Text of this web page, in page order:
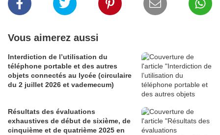
Vous aimerez aussi
Interdiction de l’utilisation du
téléphone portable et des autres
objets connectés au lycée (circulaire
du 2 juillet 2026 et vademecum)
Résultats des évaluations
exhaustives de début de sixième, de
cinquième et de quatrième 2025 en